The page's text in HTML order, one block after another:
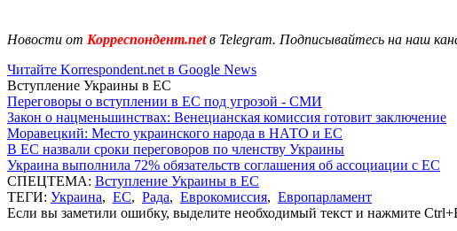
Новости от Корреспондент.netв Telegram. Подписывайтесь на наш
Читайте Korrespondent.net в Google News
Вступление Украины в ЕС
Переговоры о вступлении в ЕС под угрозой - СМИ
Закон о нацменьшинствах: Венецианская комиссия готовит заключение
Моравецкий: Место украинского народа в НАТО и ЕС
В ЕС назвали сроки переговоров по членству Украины
Украина выполнила 72% обязательств соглашения об ассоциации с ЕС
СПЕЦТЕМА: Вступление Украины в ЕС
ТЕГИ: Украина, ЕС, Рада, Еврокомиссия, Европарламент
Если вы заметили ошибку, выделите необходимый текст и нажмите